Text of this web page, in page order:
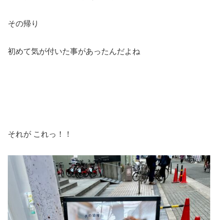
その帰り
初めて気が付いた事があったんだよね
それが これっ！！